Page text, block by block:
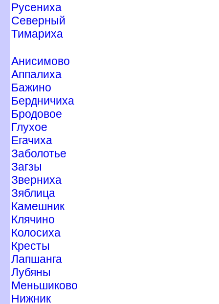
Русениха
Северный
Тимариха
Анисимово
Аппалиха
Бажино
Бердничиха
Бродовое
Глухое
Егачиха
Заболотье
Загзы
Зверниха
Зяблица
Камешник
Клячино
Колосиха
Кресты
Лапшанга
Лубяны
Меньшиково
Нижник